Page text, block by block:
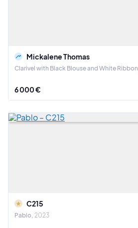
Mickalene Thomas
Clarivel with Black Blouse and White Ribbon
6 000 €
C215
Pablo 2023